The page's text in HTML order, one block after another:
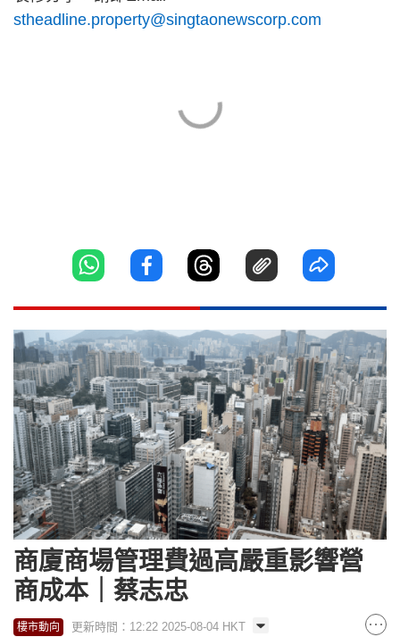
stheadline.property@singtaonewscorp.com
商廈商場管理費過高嚴重影響營
商成本｜蔡志忠
樓市動向 更新時間：12:22 2025-08-04 HKT